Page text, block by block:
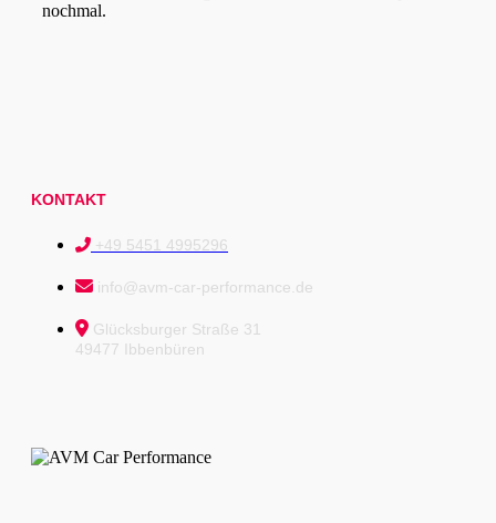
nochmal.
KONTAKT
+49 5451 4995296
info@avm-car-performance.de
Glücksburger Straße 31
49477 Ibbenbüren